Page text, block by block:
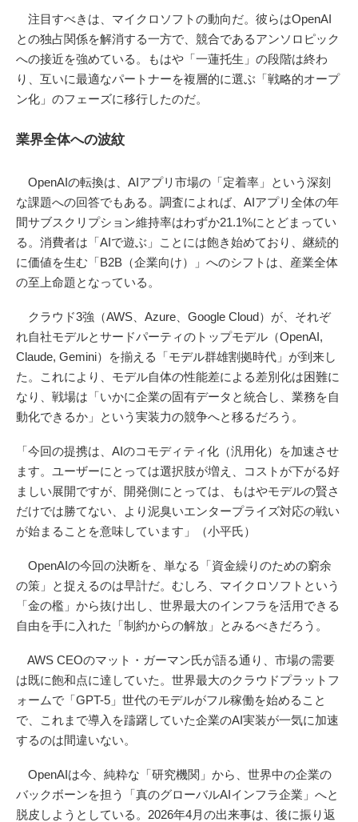
注目すべきは、マイクロソフトの動向だ。彼らはOpenAI
との独占関係を解消する一方で、競合であるアンソロピック
への接近を強めている。もはや「一蓮托生」の段階は終わ
り、互いに最適なパートナーを複層的に選ぶ「戦略的オープ
ン化」のフェーズに移行したのだ。
業界全体への波紋
OpenAIの転換は、AIアプリ市場の「定着率」という深刻
な課題への回答でもある。調査によれば、AIアプリ全体の年
間サブスクリプション維持率はわずか21.1%にとどまってい
る。消費者は「AIで遊ぶ」ことには飽き始めており、継続的
に価値を生む「B2B（企業向け）」へのシフトは、産業全体
の至上命題となっている。
クラウド3強（AWS、Azure、Google Cloud）が、それぞ
れ自社モデルとサードパーティのトップモデル（OpenAI,
Claude, Gemini）を揃える「モデル群雄割拠時代」が到来し
た。これにより、モデル自体の性能差による差別化は困難に
なり、戦場は「いかに企業の固有データと統合し、業務を自
動化できるか」という実装力の競争へと移るだろう。
「今回の提携は、AIのコモディティ化（汎用化）を加速させ
ます。ユーザーにとっては選択肢が増え、コストが下がる好
ましい展開ですが、開発側にとっては、もはやモデルの賢さ
だけでは勝てない、より泥臭いエンタープライズ対応の戦い
が始まることを意味しています」（小平氏）
OpenAIの今回の決断を、単なる「資金繰りのための窮余
の策」と捉えるのは早計だ。むしろ、マイクロソフトという
「金の檻」から抜け出し、世界最大のインフラを活用できる
自由を手に入れた「制約からの解放」とみるべきだろう。
AWS CEOのマット・ガーマン氏が語る通り、市場の需要
は既に飽和点に達していた。世界最大のクラウドプラットフ
ォームで「GPT-5」世代のモデルがフル稼働を始めること
で、これまで導入を躊躇していた企業のAI実装が一気に加速
するのは間違いない。
OpenAIは今、純粋な「研究機関」から、世界中の企業の
バックボーンを担う「真のグローバルAIインフラ企業」へと
脱皮しようとしている。2026年4月の出来事は、後に振り返